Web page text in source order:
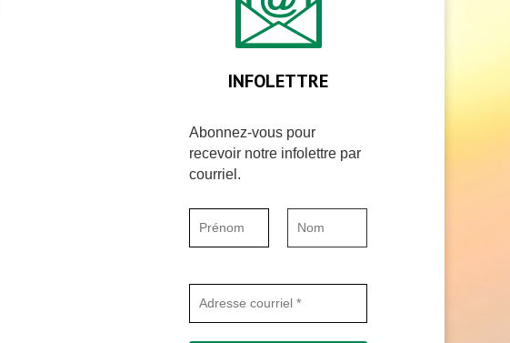
INFOLETTRE
Abonnez-vous pour
recevoir notre infolettre par
courriel.